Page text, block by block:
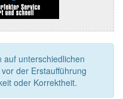
auf unterschiedlichen
der Erstaufführung
oder Korrektheit.